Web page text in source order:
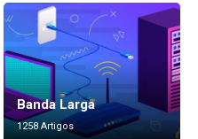
Banda Larga
1258 Artigos